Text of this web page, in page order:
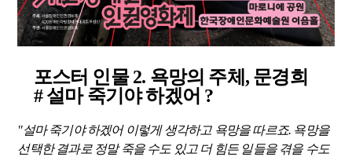
포스터 인물 2. 욕망의 주체 , 문경희
#설마 죽기야 하겠어 ?
"설마 죽기야 하겠어 이렇게 생각하고 욕망을 따르죠. 욕망을
선택한 결과로 정말 죽을 수도 있고 더 힘든 일들을 겪을 수도